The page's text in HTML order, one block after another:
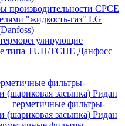
производительности CPCE
"жидкость-газ" LG
типа TUH/TCHE Данфосс
фильтры-
(шариковая засыпка) Ридан
герметичные фильтры-
(шариковая засыпка) Ридан